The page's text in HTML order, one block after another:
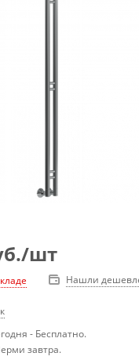
/шт
Нашли
- Бесплатно.
завтра.